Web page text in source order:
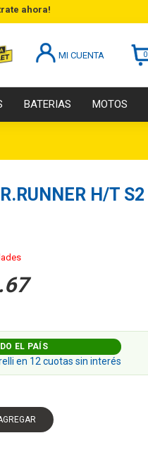
ahora!
MI CUENTA 0
BATERIAS MOTOS
H/T S2
EL PAÍS
en 12 cuotas sin interés